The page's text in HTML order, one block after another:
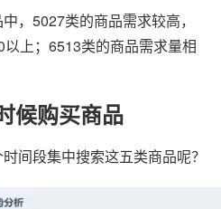
，5027类的商品需求较高，
上；6513类的商品需求量相
候购买商品
间段集中搜索这五类商品呢？